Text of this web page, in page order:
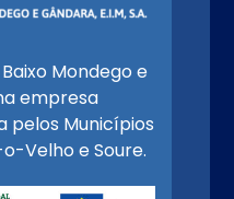
Mondego e
empresa
pelos Municípios
Velho e Soure.